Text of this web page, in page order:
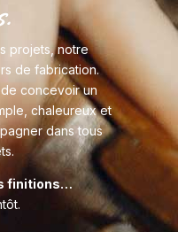
projets, notre
de fabrication.
concevoir un
chaleureux et
dans tous
finitions…